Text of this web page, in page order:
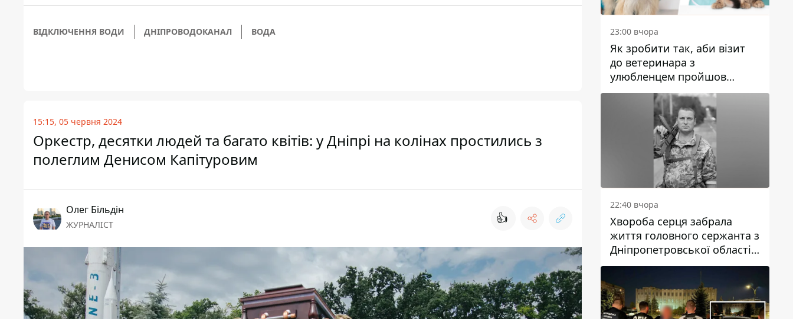
ВІДКЛЮЧЕННЯ ВОДИ ДНІПРОВОДОКАНАЛ ВОДА
15:15, 05 червня 2024
Оркестр, десятки людей та багато квітів: у Дніпрі на колінах простились з
полеглим Денисом Капітуровим
Олег Більдін
ЖУРНАЛІСТ 👍
23:00 вчора
Як зробити так, аби візит
до ветеринара з
улюбленцем пройшов
спокійно: прості поради
22:40 вчора
Хвороба серця забрала
життя головного сержанта з
Дніпропетровської області
Юрія Свистуна